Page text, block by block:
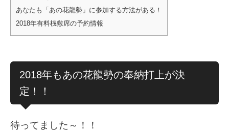
あなたも「あの花龍勢」に参加する方法がある！
2018年有料桟敷席の予約情報
2018年もあの花龍勢の奉納打上が決
定！！
待ってました～！！